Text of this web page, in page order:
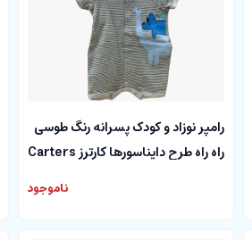
رامپر نوزاد و کودک پسرانه رنگ طوسی
راه راه طرح دایناسورها کارترز Carters
ناموجود